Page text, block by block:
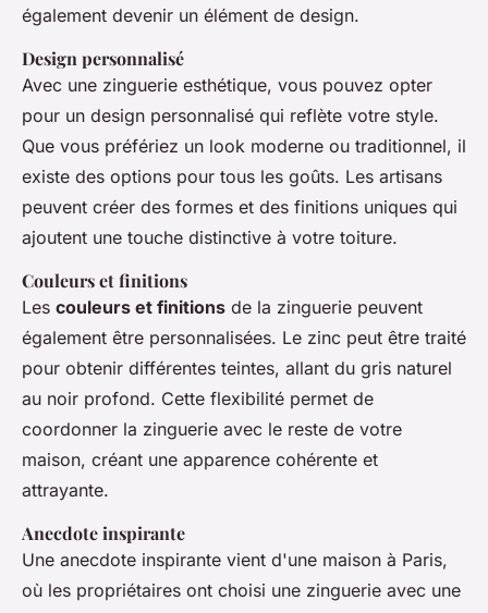
également devenir un élément de design.
Design personnalisé
Avec une zinguerie esthétique, vous pouvez opter
pour un design personnalisé qui reflète votre style.
Que vous préfériez un look moderne ou traditionnel, il
existe des options pour tous les goûts. Les artisans
peuvent créer des formes et des finitions uniques qui
ajoutent une touche distinctive à votre toiture.
Couleurs et finitions
Les couleurs et finitions de la zinguerie peuvent
également être personnalisées. Le zinc peut être traité
pour obtenir différentes teintes, allant du gris naturel
au noir profond. Cette flexibilité permet de
coordonner la zinguerie avec le reste de votre
maison, créant une apparence cohérente et
attrayante.
Anecdote inspirante
Une anecdote inspirante vient d'une maison à Paris,
où les propriétaires ont choisi une zinguerie avec une